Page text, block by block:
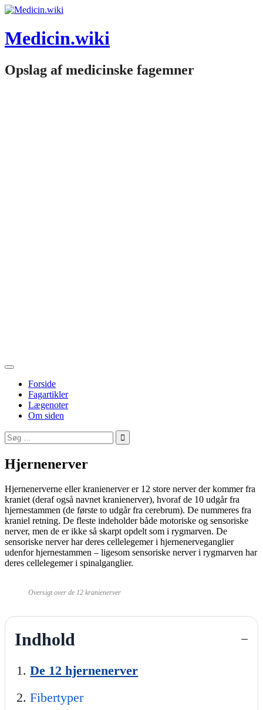
Skip
content
Medicin.wiki
Opslag af medicinske fagemner
Forside
Fagartikler
Lægenoter
Om siden
Søg
efter:
Hjernenerver
Hjernenerverne eller kranienerver er 12 store nerver der kommer fra
kraniet (deraf også navnet kranienerver), hvoraf de 10 udgår fra
hjernestammen (de første to udgår fra cerebrum). De nummeres fra
kraniel retning. De fleste indeholder både motoriske og sensoriske
nerver, men de er ikke så skarpt opdelt som i rygmarven. De
sensoriske nerver har deres cellelegemer i hjernenerveganglier
udenfor hjernestammen – ligesom sensoriske nerver i rygmarven har
deres cellelegemer i spinalganglier.
Oversigt over de 12 kranienerver
Indhold −
De 12 hjernenerver
Fibertyper